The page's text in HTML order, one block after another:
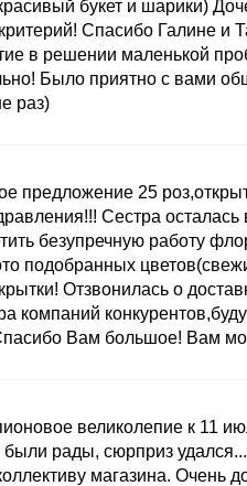
букет и шарики)
Спасибо Галине и
в решении маленькой
Было приятно с вами
раз)
предложение 25
Сестра осталась
безупречную работу
подобранных
Отзвонилась о
компаний
Вам большое! Вам
великолепие к 11
были рады, сюрприз
магазина. Очень